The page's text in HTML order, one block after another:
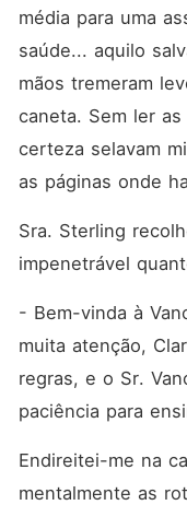
média para uma
saúde... aquilo
mãos tremeram
caneta. Sem ler
certeza selavam
as páginas onde
Sra. Sterling
impenetrável
- Bem-vinda à
muita atenção,
regras, e o Sr.
paciência para
Endireitei-me na
mentalmente as